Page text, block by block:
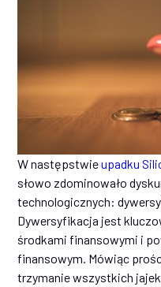
W następstwieupadku
słowo zdominowało
technologicznych:
Dywersyfikacja jest
środkami finansowymi i
finansowym. Mówiąc
trzymanie wszystkich